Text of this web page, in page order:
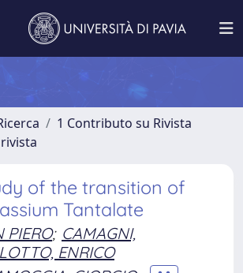
1 Contributo su Rivista
of the transition of
Tantalate
PIERO; CAMAGNI,
ENRICO